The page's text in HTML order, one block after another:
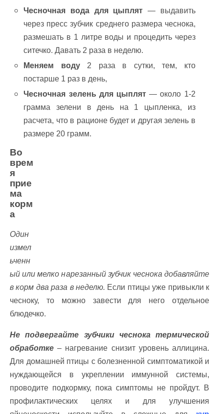
Чесночная вода для цыплят — выдавить
через пресс зубчик среднего размера чеснока,
размешать в 1 литре воды и процедить через
ситечко. Давать 2 раза в неделю.
Меняем воду2 раза в сутки, тем, кто
постарше 1 раз в день,
Чесночная зелень для цыплят — около 1-2
грамма зелени в день на 1 цыпленка, из
расчета, что в рационе будет и другая зелень в
размере 20 грамм.
Во
врем
я
прие
ма
корм
а
Один
измел
ьченн
ый или мелко нарезанный зубчик чеснока добавляйте
в корм два раза в неделю. Если птицы уже привыкли к
чесноку, то можно завести для него отдельное
блюдечко.
Не подвергайте зубчики чеснока термической
обработке – нагревание снизит уровень аллицина.
Для домашней птицы с болезненной симптоматикой и
нуждающейся в укреплении иммунной системы,
проводите подкормку, пока симптомы не пройдут. В
профилактических целях и для улучшения